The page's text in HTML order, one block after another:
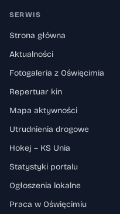
SERWIS
Strona główna
Aktualności
Fotogaleria z Oświęcimia
Repertuar kin
Mapa aktywności
Utrudnienia drogowe
Hokej – KS Unia
Statystyki portalu
Ogłoszenia lokalne
Praca w Oświęcimiu